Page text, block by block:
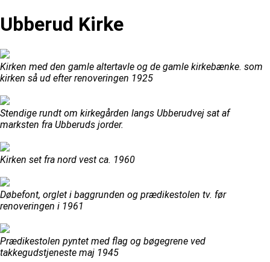
Ubberud Kirke
Kirken med den gamle altertavle og de gamle kirkebænke. som
kirken så ud efter renoveringen 1925
Stendige rundt om kirkegården langs Ubberudvej sat af
marksten fra Ubberuds jorder.
Kirken set fra nord vest ca. 1960
Døbefont, orglet i baggrunden og prædikestolen tv. før
renoveringen i 1961
Prædikestolen pyntet med flag og bøgegrene ved
takkegudstjeneste maj 1945